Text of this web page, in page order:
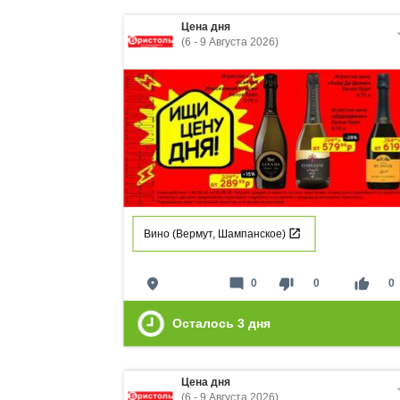
Цена дня
(6 - 9 Августа 2026)
Вино (Вермут, Шампанское)
place thumb_down 0 thumb_up 0
mode_comment 0
Осталось 3 дня
Цена дня